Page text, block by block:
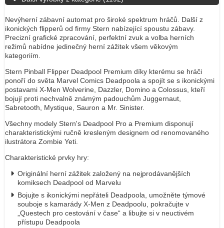
Nevýherní zábavní automat pro široké spektrum hráčů. Další z
ikonických flipperů od firmy Stern nabízející spoustu zábavy.
Precizní grafické zpracování, perfektní zvuk a volba herních
režimů nabídne jedinečný herní zážitek všem věkovým
kategoriím.
Stern Pinball Flipper Deadpool Premium díky kterému se hráči
ponoří do světa Marvel Comics Deadpoola a spojít se s ikonickými
postavami X-Men Wolverine, Dazzler, Domino a Colossus, kteří
bojují proti nechvalně známým padouchům Juggernaut,
Sabretooth, Mystique, Sauron a Mr. Sinister.
Všechny modely Stern's Deadpool Pro a Premium disponují
charakteristickými ručně kresleným designem od renomovaného
ilustrátora Zombie Yeti.
Charakteristické prvky hry:
Originální herní zážitek založený na nejprodávanějších
komiksech Deadpool od Marvelu
Bojujte s ikonickými nepřáteli Deadpoola, umožněte týmové
souboje s kamarády X-Men z Deadpoolu, pokračujte v
„Questech pro cestování v čase“ a libujte si v neuctivém
přístupu Deadpoola